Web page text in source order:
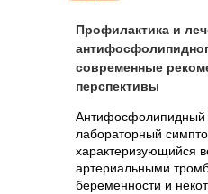
Профилактика и
современные
перспективы
Антифосфолипидный
лабораторный
характеризующийся
артериальными
беременности и